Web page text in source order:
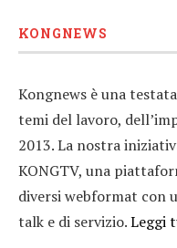
KONGNEWS
Kongnews è una
temi del lavoro,
2013. La nostra
KONGTV, una
diversi webformat con
talk e di servizio.Leggi